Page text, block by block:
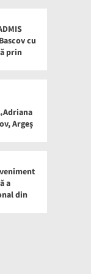
cu
prin
Argeș
a
din